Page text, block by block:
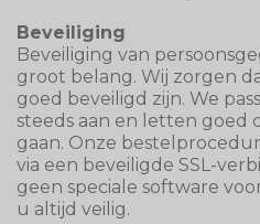
Beveiliging
Beveiliging van
groot belang. Wij zorgen
goed beveiligd zijn. We
steeds aan en letten goed
gaan. Onze
via een beveiligde SSL-
geen speciale software
u altijd veilig.